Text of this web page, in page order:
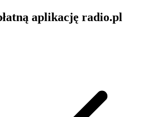
aplikację radio.pl